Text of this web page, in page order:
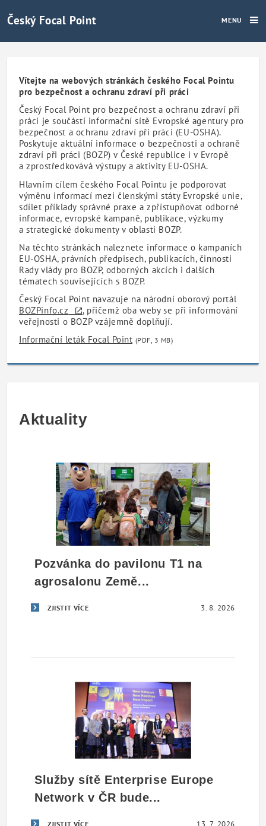
Vítejte na webových stránkách českého Focal Pointu
pro bezpečnost a ochranu zdraví při práci
Český Focal Point pro bezpečnost a ochranu zdraví při
práci je součástí informační sítě Evropské agentury pro
bezpečnost a ochranu zdraví při práci (EU-OSHA).
Poskytuje aktuální informace o bezpečnosti a ochraně
zdraví při práci (BOZP) v České republice i v Evropě
a zprostředkovává výstupy a aktivity EU-OSHA.
Hlavním cílem českého Focal Pointu je podporovat
výměnu informací mezi členskými státy Evropské unie,
sdílet příklady správné praxe a zpřístupňovat odborné
informace, evropské kampaně, publikace, výzkumy
a strategické dokumenty v oblasti BOZP.
Na těchto stránkách naleznete informace o kampaních
EU-OSHA, právních předpisech, publikacích, činnosti
Rady vlády pro BOZP, odborných akcích i dalších
tématech souvisejících s BOZP.
Český Focal Point navazuje na národní oborový portál
BOZPinfo.cz
, přičemž oba weby se při informování
veřejnosti o BOZP vzájemně doplňují.
Informační leták Focal Point (PDF, 3 MB)
Aktuality
Pozvánka do pavilonu T1 na
agrosalonu Země...
ZJISTIT VÍCE 3. 8. 2026
Služby sítě Enterprise Europe
Network v ČR bude...
ZJISTIT VÍCE
Český Focal Point MENU